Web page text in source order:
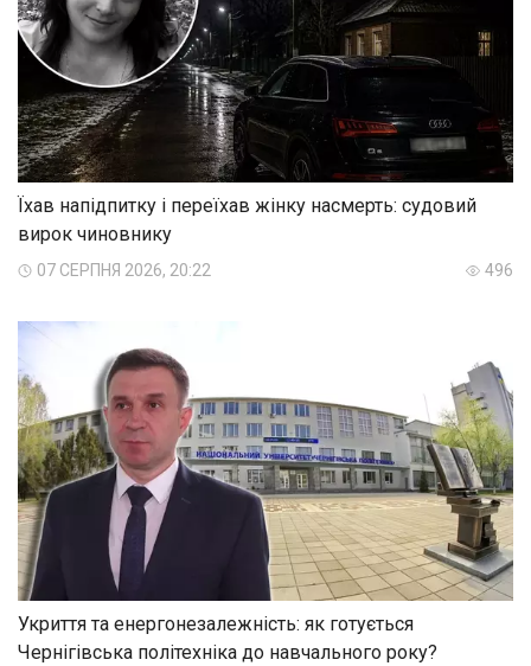
Їхав напідпитку і переїхав жінку насмерть: судовий
вирок чиновнику
07 СЕРПНЯ 2026, 20:22 496
Укриття та енергонезалежність: як готується
Чернігівська політехніка до навчального року?